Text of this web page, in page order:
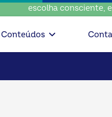
escolha consciente,
Conteúdos